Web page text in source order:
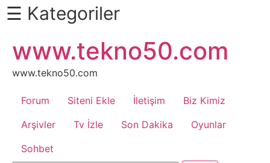
Daha
Fazlası
İçin
Kaydır
Android
Apk
☰ Kategoriler
atla
www.tekno50.com
www.tekno50.com
Forum Siteni Ekle İletişim
Biz Kimiz
Arşivler
Tv İzle Son Dakika
Oyunlar
Sohbet